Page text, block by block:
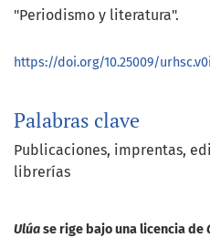
Palabras clave
Publicaciones imprentas
librerías
"Periodismo y literatura".
https://doi.org/10.25009/
Ulúase rige bajo una licencia de